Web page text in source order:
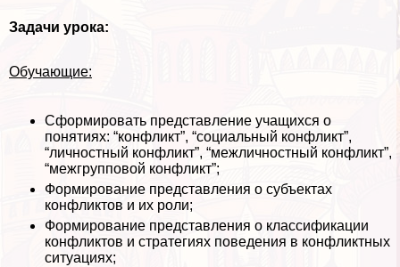
Задачи урока:
Обучающие:
Сформировать представление учащихся о
понятиях: “конфликт”, “социальный конфликт”,
“личностный конфликт”, “межличностный конфликт”,
“межгрупповой конфликт”;
Формирование представления о субъектах
конфликтов и их роли;
Формирование представления о классификации
конфликтов и стратегиях поведения в конфликтных
ситуациях;